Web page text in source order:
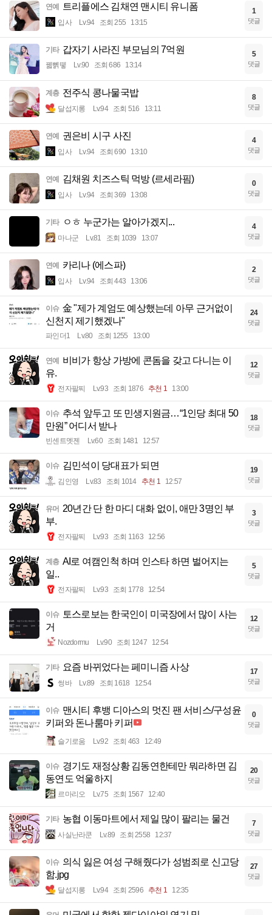
연예 트리플에스 김채연 맨시티 유니폼
입사 Lv.94 조회 255 13:15
1
댓글
기타 갑자기 사라진 부모님의 7억원
꿻뻵뗗 Lv.90 조회 686 13:14
5
댓글
계층 전주식 콩나물국밥
달섭지롱 Lv.94 조회 516 13:11
8
댓글
연예 권은비 시구 사진
입사 Lv.94 조회 690 13:10
4
댓글
연예 김채원 치즈스틱 먹방 (르세라핌)
입사 Lv.94 조회 369 13:08
0
댓글
기타 ㅇㅎ 누군가는 알아가겠지...
마나군 Lv.81 조회 1039 13:07
4
댓글
연예 카리나 (에스파)
입사 Lv.94 조회 443 13:06
2
댓글
이슈 金 "제가 계엄도 예상했는데 아무 근거없이
신천지 제기했겠나"
파인더1 Lv.80 조회 1255 13:00
24
댓글
연예
비비가 항상 가방에 콘돔을 갖고 다니는 이
유.
전자팔찌 Lv.93 조회 1876 추천 1 13:00
12
댓글
이슈 추석 앞두고 또 민생지원금…“1인당 최대 50
만원” 어디서 받나
빈센트멧젠 Lv.60 조회 1481 12:57
18
댓글
이슈 김민석이 당대표가 되면
김인영 Lv.83 조회 1014 추천 1 12:57
19
댓글
유머 20년간 단 한 마디 대화 없이, 애만 3명인 부
부.
전자팔찌 Lv.93 조회 1163 12:56
3
댓글
계층 AI로 여캠인척 하며 인스타 하면 벌어지는
일..
전자팔찌 Lv.93 조회 1778 12:54
5
댓글
이슈
토스로보는 한국인이 미국장에서 많이 사는
거
Nozdormu Lv.90 조회 1247 12:54
12
댓글
기타 요즘 바뀌었다는 페미니즘 사상
썽바 Lv.89 조회 1618 12:54
17
댓글
이슈 맨시티 후뱅 디아스의 멋진 팬 서비스/구성윤
키퍼와 돈나룸마 키퍼
슬기로움 Lv.92 조회 463 12:49
0
댓글
이슈 경기도 재정상황 김동연한테만 뭐라하면 김
동연도 억울하지
르마리오 Lv.75 조회 1567 12:40
20
댓글
기타 농협 이동마트에서 제일 많이 팔리는 물건
사실난라쿤 Lv.89 조회 2558 12:37
7
댓글
이슈 의식 잃은 여성 구해줬다가 성범죄로 신고당
함.jpg
달섭지롱 Lv.94 조회 2596 추천 1 12:35
27
댓글